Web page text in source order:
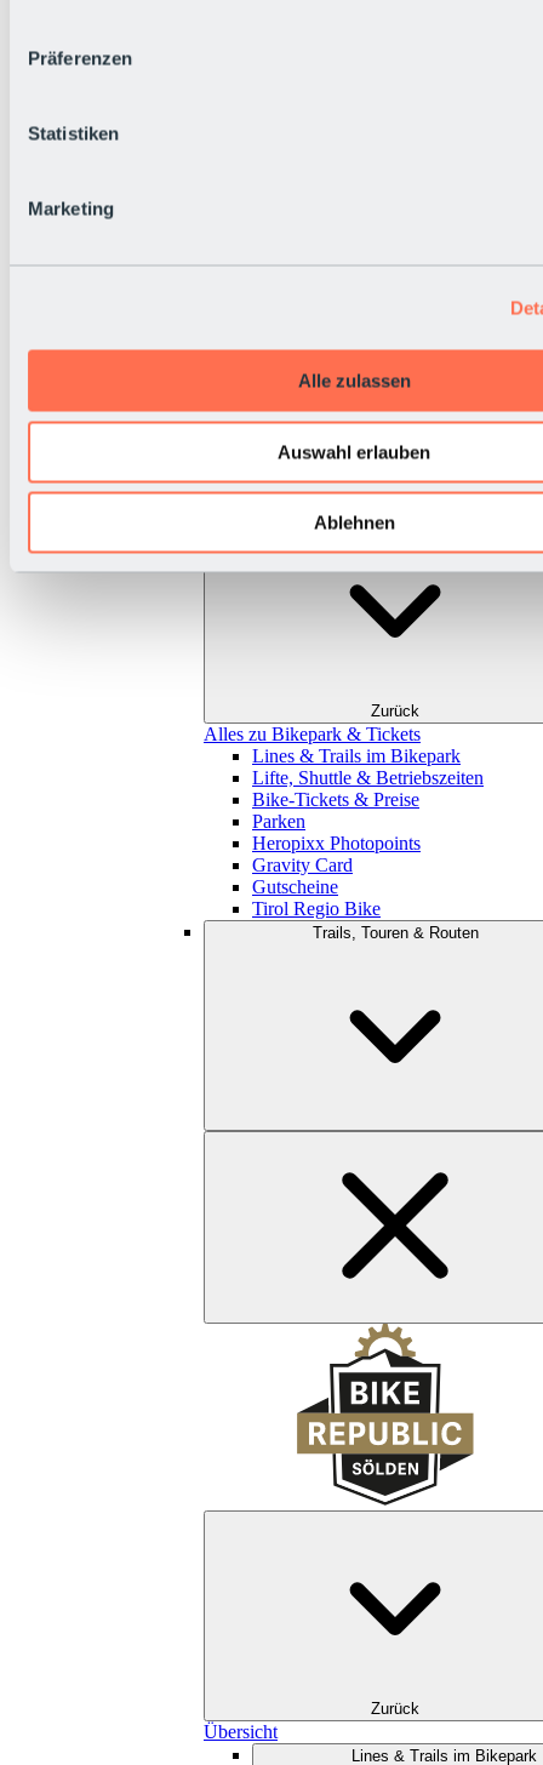
Präferenzen
Statistiken
Marketing
Alle zulassen
Auswahl erlauben
Ablehnen
Zurück
Alles zu Bikepark & Tickets
Lines & Trails im Bikepark
Lifte, Shuttle & Betriebszeiten
Bike-Tickets & Preise
Parken
Heropixx Photopoints
Gravity Card
Gutscheine
Tirol Regio Bike
Trails, Touren & Routen
Zurück
Übersicht
Lines & Trails im Bikepark